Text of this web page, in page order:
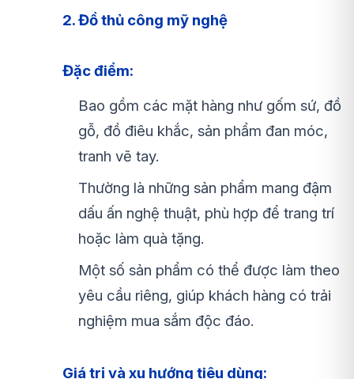
2. Đồ thủ công mỹ nghệ
Đặc điểm:
Bao gồm các mặt hàng như gốm sứ, đồ
gỗ, đồ điêu khắc, sản phẩm đan móc,
tranh vẽ tay.
Thường là những sản phẩm mang đậm
dấu ấn nghệ thuật, phù hợp để trang trí
hoặc làm quà tặng.
Một số sản phẩm có thể được làm theo
yêu cầu riêng, giúp khách hàng có trải
nghiệm mua sắm độc đáo.
Giá trị và xu hướng tiêu dùng: